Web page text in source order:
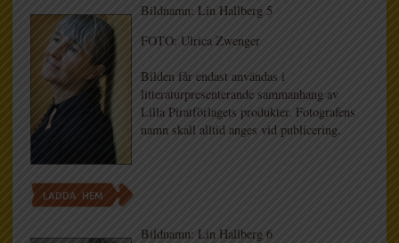
LADDA HEM
Bildnamn: Lin Hallberg 5
FOTO: Ulrica Zwenger
Bilden får endast användas i
litteraturpresenterande sammanhang av
Lilla Piratförlagets produkter. Fotografens
namn skall alltid anges vid publicering.
Bildnamn: Lin Hallberg 6